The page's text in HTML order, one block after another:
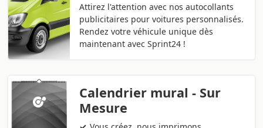
Attirez l'attention avec nos autocollants
publicitaires pour voitures personnalisés.
Rendez votre véhicule unique dès
maintenant avec Sprint24 !
Calendrier mural - Sur
Mesure